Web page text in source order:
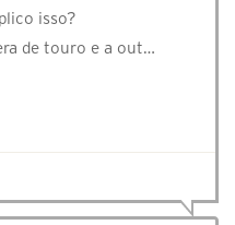
isso?
de touro e a out…